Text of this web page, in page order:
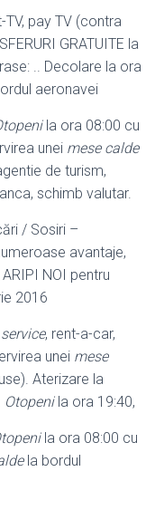
pay TV (contra
GRATUITE la
.. Decolare la ora
aeronavei
la ora 08:00 cu
unei mese calde
de turism,
schimb valutar.
/ Sosiri –
avantaje,
NOI pentru
2016
service, rent-a-car,
unei mese
). Aterizare la
Otopenila ora 19:40,
la ora 08:00 cu
la bordul